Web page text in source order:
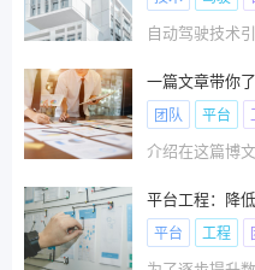
团队 平台
平台 工程